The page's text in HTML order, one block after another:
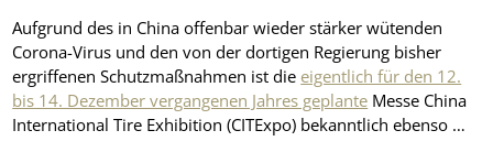
Aufgrund des in China offenbar wieder stärker wütenden
Corona-Virus und den von der dortigen Regierung bisher
ergriffenen Schutzmaßnahmen ist die eigentlich für den 12.
bis 14. Dezember vergangenen Jahres geplante Messe China
International Tire Exhibition (CITExpo) bekanntlich ebenso …